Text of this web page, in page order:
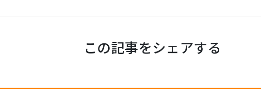
この記事をシェアする